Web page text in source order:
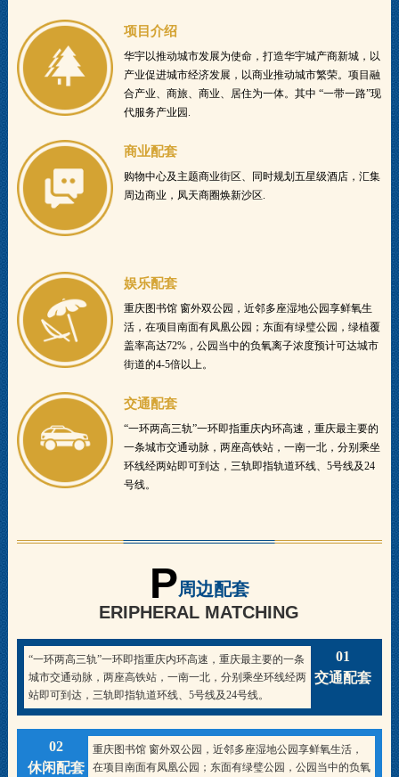
项目介绍
华宇以推动城市发展为使命，打造华宇城产商新城，以
产业促进城市经济发展，以商业推动城市繁荣。项目融
合产业、商旅、商业、居住为一体。其中 “一带一路”现
代服务产业园.
商业配套
购物中心及主题商业街区、同时规划五星级酒店，汇集
周边商业，凤天商圈焕新沙区.
娱乐配套
重庆图书馆 窗外双公园，近邻多座湿地公园享鲜氧生
活，在项目南面有凤凰公园；东面有绿璧公园，绿植覆
盖率高达72%，公园当中的负氧离子浓度预计可达城市
街道的4-5倍以上。
交通配套
“一环两高三轨”一环即指重庆内环高速，重庆最主要的
一条城市交通动脉，两座高铁站，一南一北，分别乘坐
环线经两站即可到达，三轨即指轨道环线、5号线及24
号线。
P周边配套
ERIPHERAL MATCHING
“一环两高三轨”一环即指重庆内环高速，重庆最主要的一条
城市交通动脉，两座高铁站，一南一北，分别乘坐环线经两
站即可到达，三轨即指轨道环线、5号线及24号线。
01
交通配套
重庆图书馆 窗外双公园，近邻多座湿地公园享鲜氧生活，
在项目南面有凤凰公园；东面有绿璧公园，公园当中的负氧
02
休闲配套